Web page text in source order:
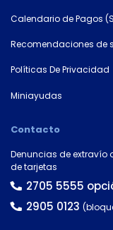
×
Consultá
tu
número
de
cuenta
Calendario de Pagos
Recomendaciones de
Políticas De Privacidad
Miniayudas
Contacto
Denuncias de extravío
de tarjetas
2705 5555
2905 0123